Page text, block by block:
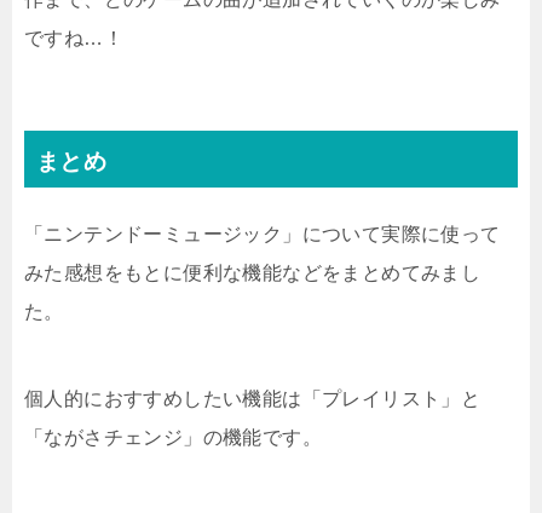
ですね…！
まとめ
「ニンテンドーミュージック」について実際に使って
みた感想をもとに便利な機能などをまとめてみまし
た。
個人的におすすめしたい機能は「プレイリスト」と
「ながさチェンジ」の機能です。